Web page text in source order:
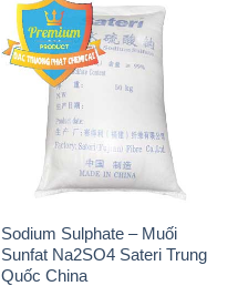
Sodium Sulphate – Muối
Sunfat Na2SO4 Sateri Trung
Quốc China